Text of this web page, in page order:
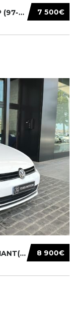
7 500€
MERCEDES BENZ CLASE M (W 163) 5P (97-05) 200...
8 900€
VOLKSWAGEN GOLF VII(AU)3/5P/VARIANT(12-16 20...